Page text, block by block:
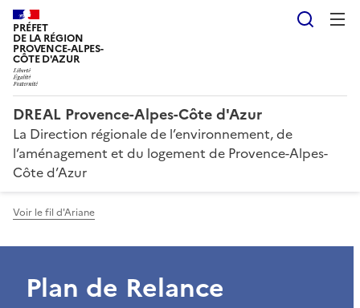
PRÉFET
DE LA RÉGION
PROVENCE-ALPES-
CÔTE D'AZUR
DREAL Provence-Alpes-Côte d'Azur
La Direction régionale de l’environnement, de
l’aménagement et du logement de Provence-Alpes-
Côte d’Azur
Voir le fil d'Ariane
Plan de Relance